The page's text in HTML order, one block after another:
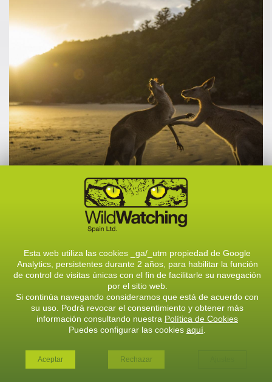
OCEANÍA
VER TODOS LOS VIAJES
VER TODOS LOS VIAJES
Esta web utiliza las cookies _ga/_utm propiedad de Google
Analytics, persistentes durante 2 años, para habilitar la función
de control de visitas únicas con el fin de facilitarle su navegación
por el sitio web.
Si continúa navegando consideramos que está de acuerdo con
su uso. Podrá revocar el consentimiento y obtener más
información consultando nuestra Política de Cookies
Puedes configurar las cookies aquí
Aceptar Rechazar